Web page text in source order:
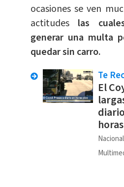
ocasiones se ven
actitudeslas
generar una multa
quedar sin carro.
Te
El
Nacional